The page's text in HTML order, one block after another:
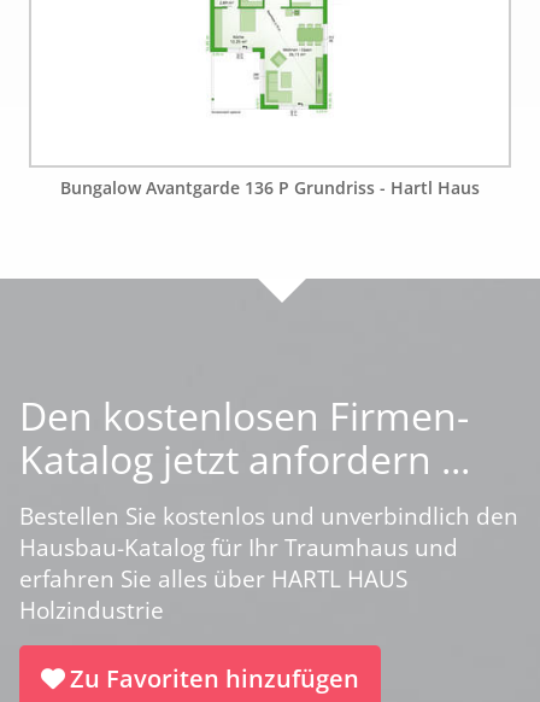
Bungalow Avantgarde 136 P Grundriss - Hartl Haus
Den kostenlosen Firmen-
Katalog jetzt anfordern ...
Bestellen Sie kostenlos und unverbindlich den
Hausbau-Katalog für Ihr Traumhaus und
erfahren Sie alles über HARTL HAUS
Holzindustrie
Zu Favoriten hinzufügen